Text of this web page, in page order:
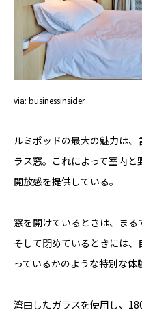
via: businessinsider
ルミポッドの最大の魅力は
ラス窓。これによって室内
開放感を提供している。
窓を開けているときは、まる
そして閉めているときには
っているかのような特別な体
湾曲したガラスを使用し、